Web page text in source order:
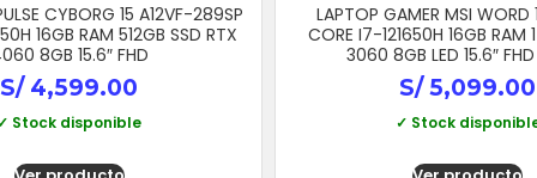
CYBORG 15 A12VF-289SP
16GB RAM 512GB SSD RTX
8GB 15.6″ FHD
S/4,599.00
Stock disponible
LAPTOP GAMER MSI WORD
CORE I7-121650H 16GB RAM
3060 8GB LED 15.6″
S/5,099.00
✓ Stock